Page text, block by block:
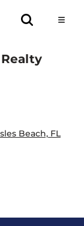
Beach, FL